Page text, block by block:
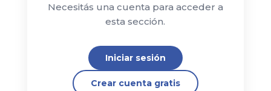
Necesitás una cuenta para acceder a
esta sección.
Iniciar sesión
Crear cuenta gratis